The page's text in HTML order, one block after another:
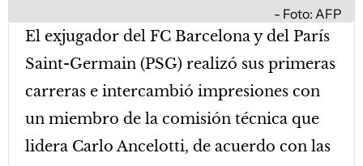
Foto: AFP
El exjugador del FC Barcelona y del París
Saint-Germain (PSG) realizó sus primeras
carreras e intercambió impresiones con
un miembro de la comisión técnica que
lidera Carlo Ancelotti, de acuerdo con las